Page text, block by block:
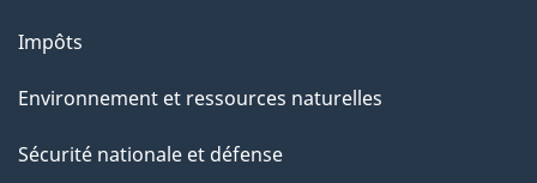
g
e
Impôts
Environnement et ressources naturelles
Sécurité nationale et défense